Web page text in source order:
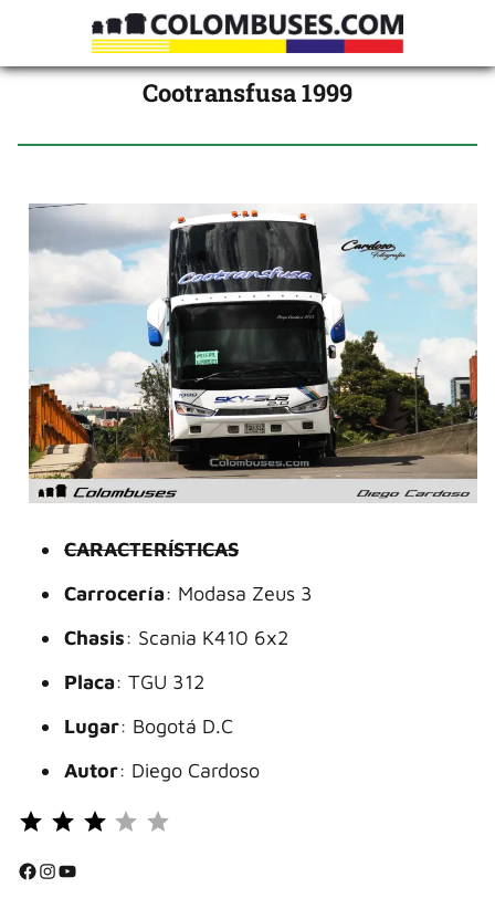
Cootransfusa 1999
CARACTERÍSTICAS
Carrocería: Modasa Zeus 3
Chasis: Scania K410 6x2
Placa: TGU 312
Lugar: Bogotá D.C
Autor: Diego Cardoso
⭐
⭐
Facebook InstagramYouTube